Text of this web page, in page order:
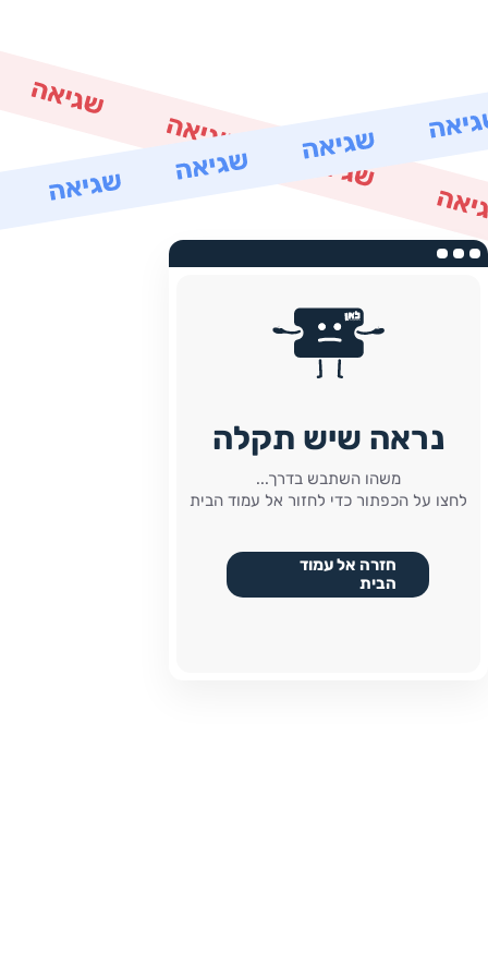
נראה שיש תקלה
משהו השתבש בדרך...
לחצו על הכפתור כדי לחזור אל עמוד הבית
חזרה אל עמוד
הבית